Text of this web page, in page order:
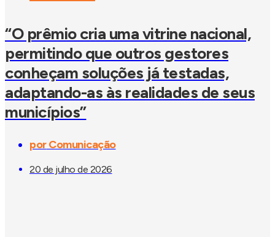
“O prêmio cria uma vitrine nacional,
permitindo que outros gestores
conheçam soluções já testadas,
adaptando-as às realidades de seus
municípios”
porComunicação
20 de julho de 2026